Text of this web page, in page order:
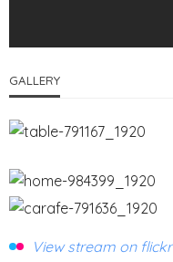
GALLERY
View stream on flickr